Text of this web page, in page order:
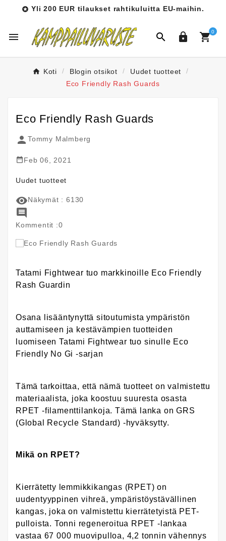
 Yli 200 EUR tilaukset rahtikuluitta EU-maihin.
   0
Koti Blogin otsikot
Uudet tuotteet
Eco Friendly Rash Guards
Eco Friendly Rash Guards
 Tommy Malmberg
Feb 06, 2021
Uudet tuotteet
Näkymät : 6130

Kommentit :0
Tatami Fightwear tuo markkinoille Eco Friendly
Rash Guardin
Osana lisääntynyttä sitoutumista ympäristön
auttamiseen ja kestävämpien tuotteiden
luomiseen Tatami Fightwear tuo sinulle Eco
Friendly No Gi -sarjan
Tämä tarkoittaa, että nämä tuotteet on valmistettu
materiaalista, joka koostuu suuresta osasta
RPET -filamenttilankoja. Tämä lanka on GRS
(Global Recycle Standard) -hyväksytty.
Mikä on RPET?
Kierrätetty lemmikkikangas (RPET) on
uudentyyppinen vihreä, ympäristöystävällinen
kangas, joka on valmistettu kierrätetyistä PET-
pulloista. Tonni regeneroitua RPET -lankaa
vastaa 67 000 muovipulloa, 4,2 tonnin vähennys